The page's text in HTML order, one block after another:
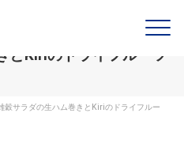
とKiriのドライフルーツ
穀サラダの生ハム巻きとKiriのドライフルー